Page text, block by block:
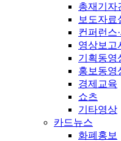
총재기자
보도자료
컨퍼런스
영상보고
기획동영
홍보동영
경제교육
쇼츠
기타영상
카드뉴스
화폐홍보